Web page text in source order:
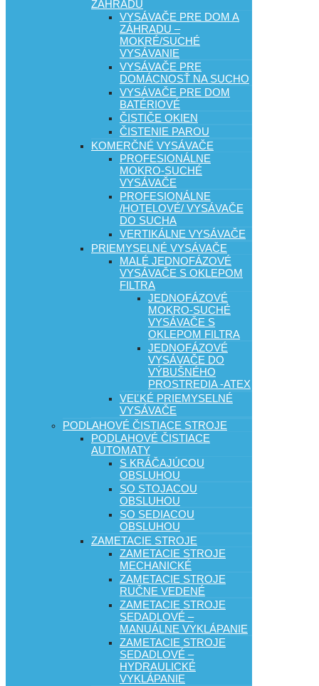
ZÁHRADU
VYSÁVAČE PRE DOM A
ZÁHRADU –
MOKRÉ/SUCHÉ
VYSÁVANIE
VYSÁVAČE PRE
DOMÁCNOSŤ NA SUCHO
VYSÁVAČE PRE DOM
BATÉRIOVÉ
ČISTIČE OKIEN
ČISTENIE PAROU
KOMERČNÉ VYSÁVAČE
PROFESIONÁLNE
MOKRO-SUCHÉ
VYSÁVAČE
PROFESIONÁLNE
/HOTELOVÉ/ VYSÁVAČE
DO SUCHA
VERTIKÁLNE VYSÁVAČE
PRIEMYSELNÉ VYSÁVAČE
MALÉ JEDNOFÁZOVÉ
VYSÁVAČE S OKLEPOM
FILTRA
JEDNOFÁZOVÉ
MOKRO-SUCHÉ
VYSÁVAČE S
OKLEPOM FILTRA
JEDNOFÁZOVÉ
VYSÁVAČE DO
VÝBUŠNÉHO
PROSTREDIA -ATEX
VEĽKÉ PRIEMYSELNÉ
VYSÁVAČE
PODLAHOVÉ ČISTIACE STROJE
PODLAHOVÉ ČISTIACE
AUTOMATY
S KRÁČAJÚCOU
OBSLUHOU
SO STOJACOU
OBSLUHOU
SO SEDIACOU
OBSLUHOU
ZAMETACIE STROJE
ZAMETACIE STROJE
MECHANICKÉ
ZAMETACIE STROJE
RUČNE VEDENÉ
ZAMETACIE STROJE
SEDADLOVÉ –
MANUÁLNE VYKLÁPANIE
ZAMETACIE STROJE
SEDADLOVÉ –
HYDRAULICKÉ
VYKLÁPANIE